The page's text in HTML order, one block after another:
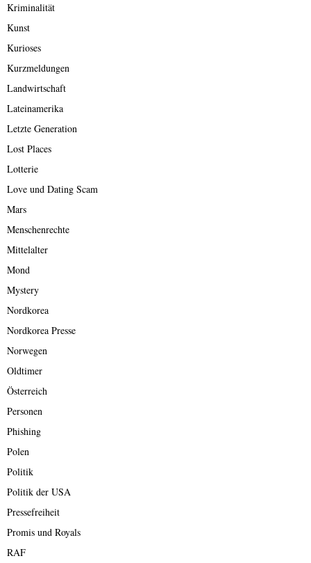
Kriminalität
Kunst
Kurioses
Kurzmeldungen
Landwirtschaft
Lateinamerika
Letzte Generation
Lost Places
Lotterie
Love und Dating Scam
Mars
Menschenrechte
Mittelalter
Mond
Mystery
Nordkorea
Nordkorea Presse
Norwegen
Oldtimer
Österreich
Personen
Phishing
Polen
Politik
Politik der USA
Pressefreiheit
Promis und Royals
RAF